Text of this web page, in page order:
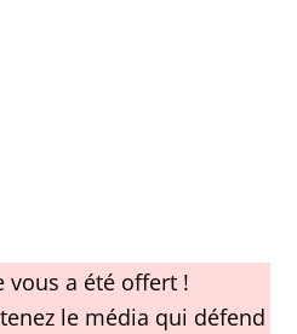
vous a été offert !
le média qui défend